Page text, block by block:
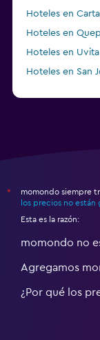
Valet parking
Sistema de
TV de pantalla
TV por cable o vía
Lavandería
Lavandería
Servicio de
Servicios de
Plancha para
Hoteles en
Hoteles en
Hoteles en Uvita
Hoteles en San
*
momondo siempre
los precios no están
Esta es la razón:
momondo no
Agregamos
¿Por qué los